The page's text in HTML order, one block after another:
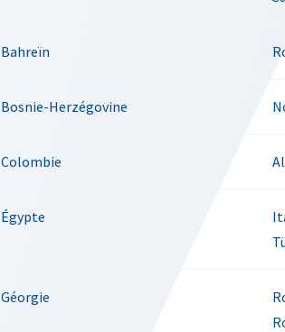
Bahreïn
Bosnie-Herzégovine
Colombie
Égypte
Géorgie